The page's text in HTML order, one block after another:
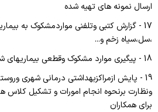
نوزادان
CCU
بخشهای پاراکلینیک
داروخانه و انبار دارویی
تصویربرداری
ارسال نمونه های تهیه شده
17 - گزارش کتبی وتلفنی مواردمشکوک به
،سل،سیاه زخم و...
18 - پیگیری موارد مشکوک وقطعی بیماریهای شایع درمنطقه
19 - پایش ازمراکزبهداشتی درمانی شهری
ونظارت برنحوه انجام امورات و تشکیل کلاس
برای همکاران